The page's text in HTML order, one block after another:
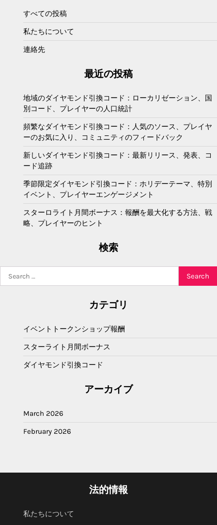
すべての投稿
私たちについて
連絡先
最近の投稿
地域のダイヤモンド引換コード：ローカリゼーション、国
別コード、プレイヤーの人口統計
頻繁なダイヤモンド引換コード：人気のソース、プレイヤ
ーのお気に入り、コミュニティのフィードバック
新しいダイヤモンド引換コード：最新リリース、発表、コ
ード追跡
季節限定ダイヤモンド引換コード：ホリデーテーマ、特別
イベント、プレイヤーエンゲージメント
スターロライト月間ボーナス：報酬を最大化する方法、戦
略、プレイヤーのヒント
検索
for:
カテゴリ
イベントトークンショップ報酬
スターライト月間ボーナス
ダイヤモンド引換コード
アーカイブ
March 2026
February 2026
法的情報
私たちについて